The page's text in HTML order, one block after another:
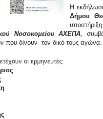
Η
Δήμου
Νοσοκομείου ΑΧΕΠΑ,
που δίνουν τον δικό τους αγώνα.
οι ερμηνευτές: